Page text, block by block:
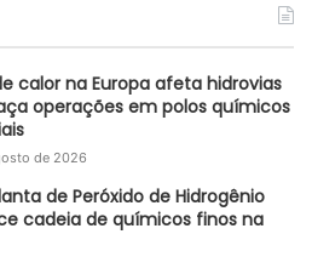
calor na Europa afeta hidrovias
operações em polos químicos
de 2026
de Peróxido de Hidrogênio
cadeia de químicos finos na